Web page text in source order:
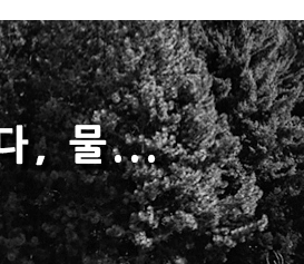
, 물...